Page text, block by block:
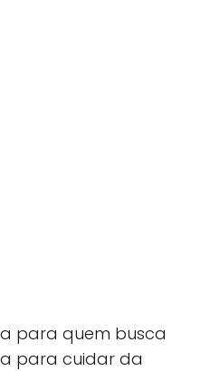
para quem busca
para cuidar da